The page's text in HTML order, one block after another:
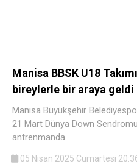
Manisa BBSK U18
bireylerle bir araya geldi
Manisa Büyükşehir
21 Mart Dünya Down
antrenmanda
05 Nisan 2025 Cumartesi